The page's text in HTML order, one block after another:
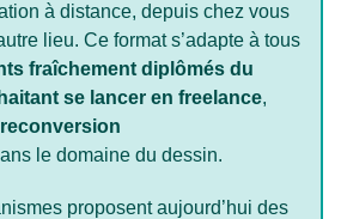
à distance, depuis chez vous
lieu. Ce format s’adapte à tous
fraîchement diplômés du
se lancer en freelance,
le domaine du dessin.
proposent aujourd’hui des